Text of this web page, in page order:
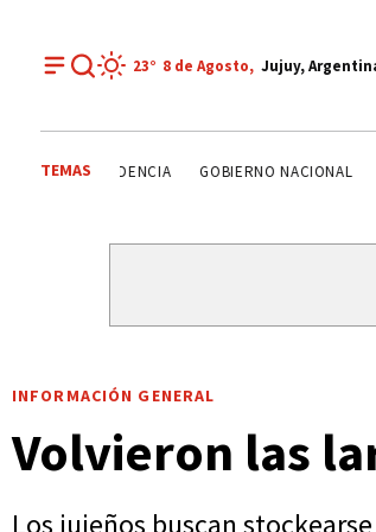
23° 8 de Agosto, Jujuy,
TEMAS SELECCIÓN ARGENTINA JORGE
INFORMACIÓN GENERAL
Volvieron las
Los jujeños buscan